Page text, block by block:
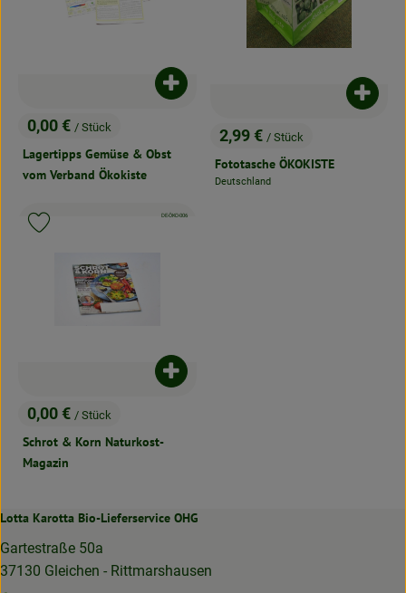
, Preis:
0,00 € / Stück
Lagertipps Gemüse & Obst
vom Verband Ökokiste
Produkt zum Warenkorb hinzufügen
, Preis:
2,99 € / Stück
Fototasche ÖKOKISTE
, Herkunft:
Deutschland
, Preis:
0,00 € / Stück
Schrot & Korn Naturkost-
Magazin
Produkt zum Warenkorb hinzufügen
, Kontrollstelle:
DE-ÖKO-006
Lotta Karotta Bio-Lieferservice OHG
Gartestraße 50a
37130 Gleichen - Rittmarshausen